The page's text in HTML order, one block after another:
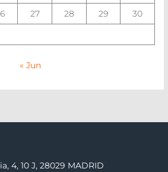
27 28 29 30
« Jun
4, 10 J, 28029 MADRID